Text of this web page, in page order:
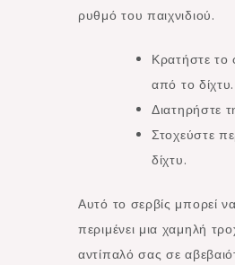
ρυθμό του παιχνιδιού.
Κρατήστε το
από το δίχτυ.
Διατηρήστε
Στοχεύστε
δίχτυ.
Αυτό το σερβίς μπορεί
περιμένει μια χαμηλή
αντίπαλό σας σε